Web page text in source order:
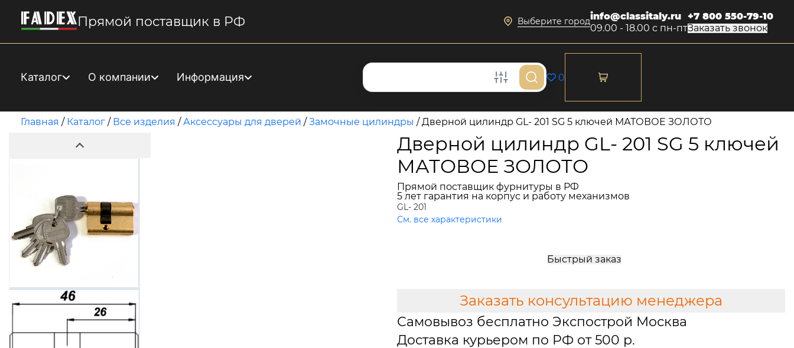
Прямой поставщик в РФ Выберите городinfo@classitaly.ru
09.00 - 18.00 с пн-пт
+7 800 550-79-10
Заказать звонок
Каталог О компании Информация 0
Главная / Каталог / Все изделия /Аксессуары для дверей /Замочные цилиндры /Дверной цилиндр GL- 201 SG 5 ключей МАТОВОЕ ЗОЛОТО
Дверной цилиндр GL- 201 SG 5 ключей
МАТОВОЕ ЗОЛОТО
Прямой поставщик фурнитуры в РФ
5 лет гарантия на корпус и работу механизмов
GL- 201
См. все характеристики
Быстрый заказ
Заказать консультацию менеджера
Самовывоз бесплатно Экспострой Москва
Доставка курьером по РФ от 500 р.